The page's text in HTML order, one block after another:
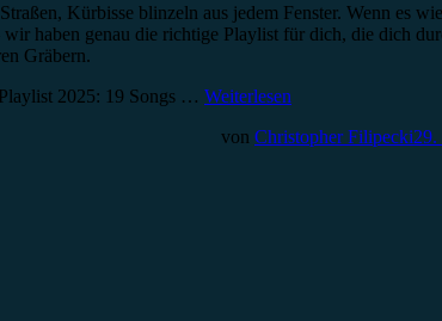
Kürbisse blinzeln aus jedem Fenster. Wenn es
haben genau die richtige Playlist für dich, die dich
Gräbern.
2025: 19 Songs … Weiterlesen
von Christopher Filipecki29.